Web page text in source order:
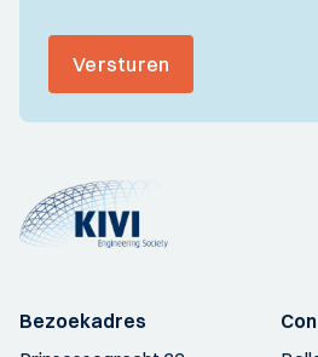
Versturen
Bezoekadres